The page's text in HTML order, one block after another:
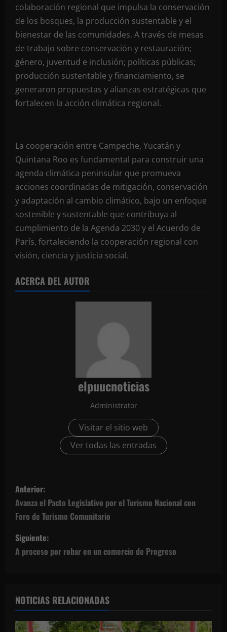
colaboración regional que impulsa la conservación
de los bosques, la producción sustentable y el
bienestar de las comunidades. A través de mesas
de trabajo sobre conservación y restauración;
género, juventud e inclusión; políticas públicas;
producción sustentable y financiamiento, se
generaron propuestas y alianzas estratégicas que
fortalecen la acción climática regional.
La cooperación entre Campeche, Yucatán y
Quintana Roo es fundamental para construir una
agenda climática peninsular que promueva
acciones coordinadas de mitigación, conservación
y adaptación al cambio climático, bajo un enfoque
sostenible y sustentable que contribuya al
cumplimiento de la Agenda 2030 y el Acuerdo de
París, fortaleciendo la cooperación regional con
visión, ciencia y justicia social.
ACERCA DEL AUTOR
elpuucnoticias
Administrator
Visitar el sitio web
Ver todas las entradas
N
a
v
e
a
c
Anterior:
Avanza el Pacto Legislativo por el Turismo Nacional con
Foro de Turismo Comunitario
Siguiente:
A proceso por robar en un comercio de Progreso
NOTICIAS RELACIONADAS